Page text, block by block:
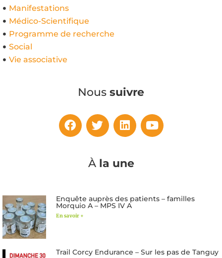
Manifestations
Médico-Scientifique
Programme de recherche
Social
Vie associative
Nous suivre
À la une
Enquête auprès des patients – familles
Morquio A – MPS IV A
En savoir +
Trail Corcy Endurance – Sur les pas de Tanguy